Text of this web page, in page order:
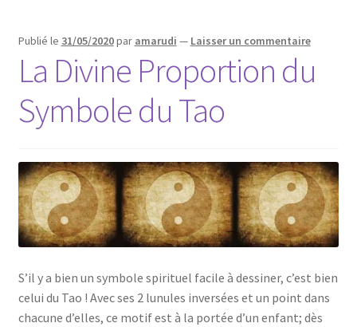
Publié le 31/05/2020par amarudi — Laisser un commentaire
La Divine Proportion du
Symbole du Tao
S’il y a bien un symbole spirituel facile à dessiner, c’est bien
celui du Tao ! Avec ses 2 lunules inversées et un point dans
chacune d’elles, ce motif est à la portée d’un enfant; dès